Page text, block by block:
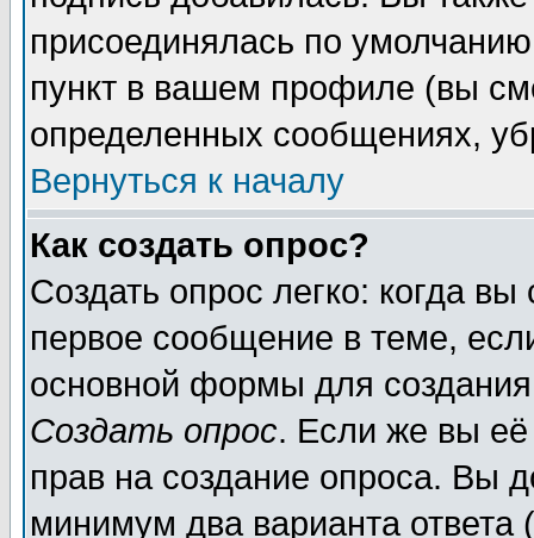
присоединялась по
пункт в вашем профиле (вы
определенных сообщениях,
Вернуться к началу
Как создать опрос?
Создать опрос легко: когда
первое сообщение в теме,
основной формы для
Создать опрос. Если же вы её
прав на создание опроса. Вы
минимум два варианта ответа